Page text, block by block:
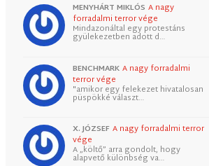
MENYHÁRT MIKLÓS A nagy
forradalmi terror vége
Mindazonáltal egy protestáns
gyülekezetben adott d…
BENCHMARK A nagy forradalmi
terror vége
"amikor egy felekezet hivatalosan
püspökké választ…
X. JÓZSEF A nagy forradalmi terror
vége
A „költő” arra gondolt, hogy
alapvető különbség va…